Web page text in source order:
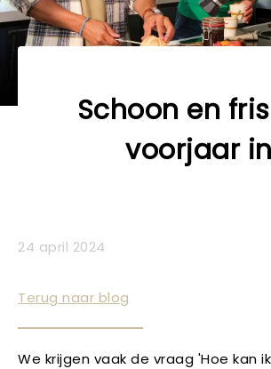
Schoon en
voorjaar in
24 april 2024
Terug naar blog
We krijgen vaak de vraag 'Hoe kan